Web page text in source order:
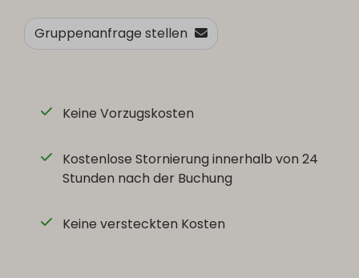
Gruppenanfrage stellen
Keine Vorzugskosten
Kostenlose Stornierung innerhalb von 24
Stunden nach der Buchung
Keine versteckten Kosten